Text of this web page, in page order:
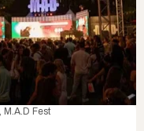
M.A.D Fest